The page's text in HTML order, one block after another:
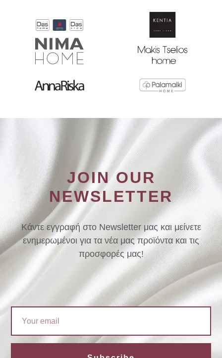
JOIN OUR
NEWSLETTER
Κάντε εγγραφή στο Newsletter μας και μείνετε
ενημερωμένοι για τα νέα μας προϊόντα και τις
προσφορές μας!